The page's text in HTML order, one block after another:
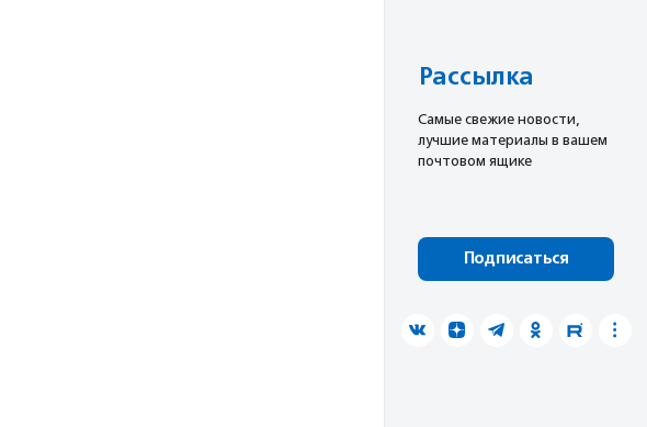
Рассылка
Cамые свежие новости,
лучшие материалы в вашем
почтовом ящике
Подписаться